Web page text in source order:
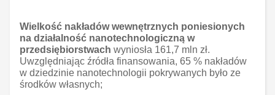
Wielkość nakładów wewnętrznych poniesionych
na działalność nanotechnologiczną w
przedsiębiorstwach wyniosła 161,7 mln zł.
Uwzględniając źródła finansowania, 65 % nakładów
w dziedzinie nanotechnologii pokrywanych było ze
środków własnych;